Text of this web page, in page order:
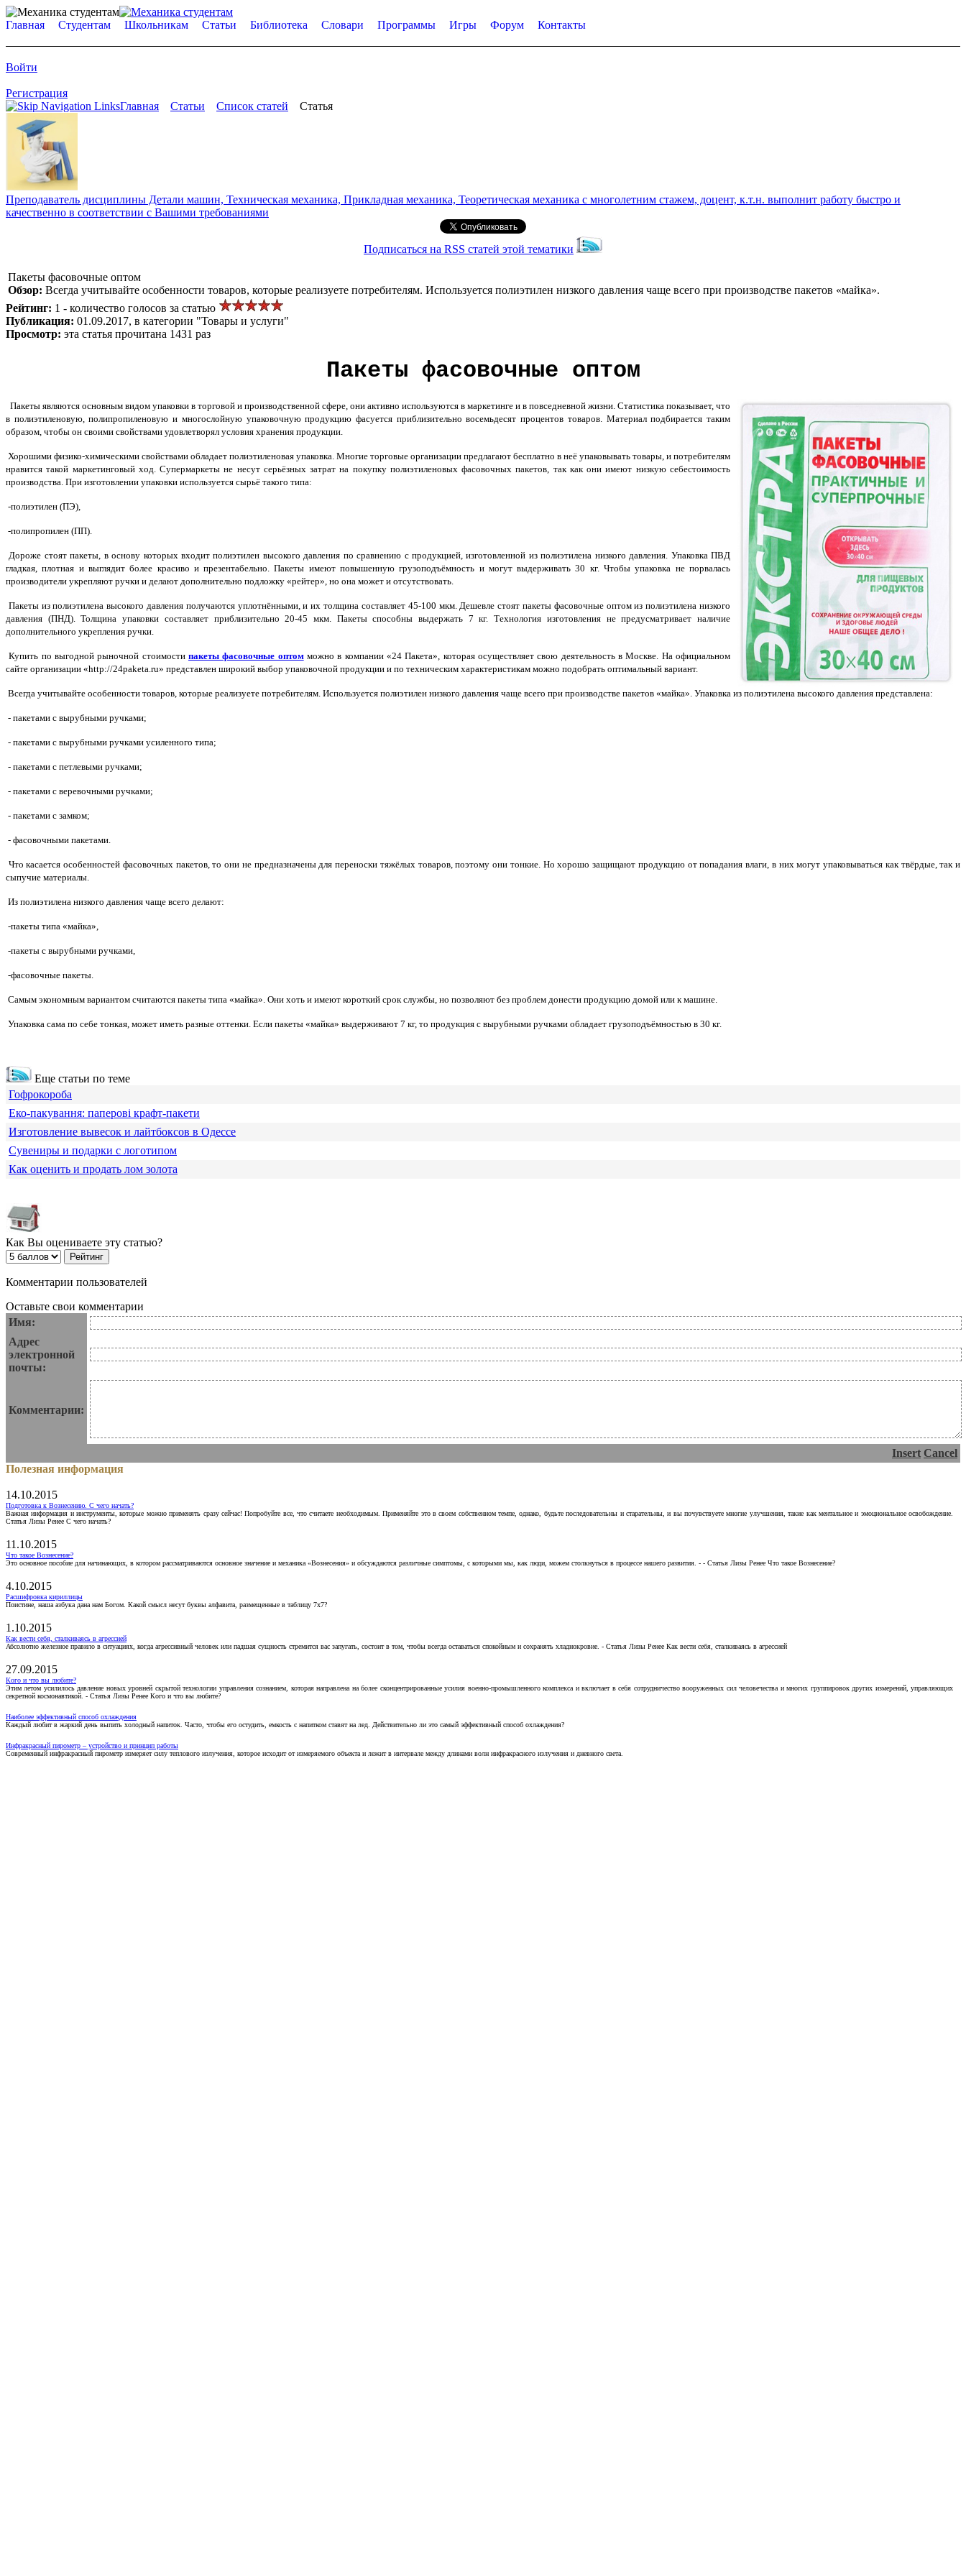
Главная Студентам Школьникам Статьи Библиотека Словари Программы Игры Форум Контакты
Войти
Регистрация
Главная
Статьи Список статей Статья
Преподаватель дисциплины Детали машин, Техническая механика, Прикладная механика, Теоретическая механика с многолетним стажем, доцент, к.т.н. выполнит работу быстро и
качественно в соответствии с Вашими требованиями
Подписаться на RSS статей этой тематики
Пакеты фасовочные оптом
Обзор: Всегда учитывайте особенности товаров, которые реализуете потребителям. Используется полиэтилен низкого давления чаще всего при производстве пакетов «майка».
Рейтинг: 1 - количество голосов за статью
Публикация: 01.09.2017, в категории "Товары и услуги"
Просмотр: эта статья прочитана 1431 раз
Пакеты фасовочные оптом
Пакеты являются основным видом упаковки в торговой и производственной сфере, они активно используются в маркетинге и в повседневной жизни. Статистика показывает, что
в полиэтиленовую, полипропиленовую и многослойную упаковочную продукцию фасуется приблизительно восемьдесят процентов товаров. Материал подбирается таким
образом, чтобы он своими свойствами удовлетворял условия хранения продукции.
Хорошими физико-химическими свойствами обладает полиэтиленовая упаковка. Многие торговые организации предлагают бесплатно в неё упаковывать товары, и потребителям
нравится такой маркетинговый ход. Супермаркеты не несут серьёзных затрат на покупку полиэтиленовых фасовочных пакетов, так как они имеют низкую себестоимость
производства. При изготовлении упаковки используется сырьё такого типа:
-полиэтилен (ПЭ),
-полипропилен (ПП).
Дороже стоят пакеты, в основу которых входит полиэтилен высокого давления по сравнению с продукцией, изготовленной из полиэтилена низкого давления. Упаковка ПВД
гладкая, плотная и выглядит более красиво и презентабельно. Пакеты имеют повышенную грузоподъёмность и могут выдерживать 30 кг. Чтобы упаковка не порвалась
производители укрепляют ручки и делают дополнительно подложку «рейтер», но она может и отсутствовать.
Пакеты из полиэтилена высокого давления получаются уплотнёнными, и их толщина составляет 45-100 мкм. Дешевле стоят пакеты фасовочные оптом из полиэтилена низкого
давления (ПНД). Толщина упаковки составляет приблизительно 20-45 мкм. Пакеты способны выдержать 7 кг. Технология изготовления не предусматривает наличие
дополнительного укрепления ручки.
Купить по выгодной рыночной стоимости пакеты фасовочные оптомможно в компании «24 Пакета», которая осуществляет свою деятельность в Москве. На официальном
сайте организации «http://24paketa.ru» представлен широкий выбор упаковочной продукции и по техническим характеристикам можно подобрать оптимальный вариант.
Всегда учитывайте особенности товаров, которые реализуете потребителям. Используется полиэтилен низкого давления чаще всего при производстве пакетов «майка». Упаковка из полиэтилена высокого давления представлена:
- пакетами с вырубными ручками;
- пакетами с вырубными ручками усиленного типа;
- пакетами с петлевыми ручками;
- пакетами с веревочными ручками;
- пакетами с замком;
- фасовочными пакетами.
Что касается особенностей фасовочных пакетов, то они не предназначены для переноски тяжёлых товаров, поэтому они тонкие. Но хорошо защищают продукцию от попадания влаги, в них могут упаковываться как твёрдые, так и
сыпучие материалы.
Из полиэтилена низкого давления чаще всего делают:
-пакеты типа «майка»,
-пакеты с вырубными ручками,
-фасовочные пакеты.
Самым экономным вариантом считаются пакеты типа «майка». Они хоть и имеют короткий срок службы, но позволяют без проблем донести продукцию домой или к машине.
Упаковка сама по себе тонкая, может иметь разные оттенки. Если пакеты «майка» выдерживают 7 кг, то продукция с вырубными ручками обладает грузоподъёмностью в 30 кг.
Еще статьи по теме
Гофрокороба
Еко-пакування: паперові крафт-пакети
Изготовление вывесок и лайтбоксов в Одессе
Сувениры и подарки с логотипом
Как оценить и продать лом золота
Как Вы оцениваете эту статью?
Комментарии пользователей
Оставьте свои комментарии
Имя:
Адрес
электронной
почты:
Комментарии:
Insert Cancel
Полезная информация
14.10.2015
Подготовка к Вознесению. С чего начать?
Важная информация и инструменты, которые можно применять сразу сейчас! Попробуйте все, что считаете необходимым. Применяйте это в своем собственном темпе, однако, будьте последовательны и старательны, и вы почувствуете многие улучшения, такие как ментальное и эмоциональное освобождение.
Статья Лизы Ренее С чего начать?
11.10.2015
Что такое Вознесение?
Это основное пособие для начинающих, в котором рассматриваются основное значение и механика «Вознесения» и обсуждаются различные симптомы, с которыми мы, как люди, можем столкнуться в процессе нашего развития. - - Статья Лизы Ренее Что такое Вознесение?
4.10.2015
Расшифровка кириллицы
Поистине, наша азбука дана нам Богом. Какой смысл несут буквы алфавита, размещенные в таблицу 7х7?
1.10.2015
Как вести себя, сталкиваясь в агрессией
Абсолютно железное правило в ситуациях, когда агрессивный человек или падшая сущность стремится вас запугать, состоит в том, чтобы всегда оставаться спокойным и сохранять хладнокровие. - Статья Лизы Ренее Как вести себя, сталкиваясь в агрессией
27.09.2015
Кого и что вы любите?
Этим летом усилилось давление новых уровней скрытой технологии управления сознанием, которая направлена на более сконцентрированные усилия военно-промышленного комплекса и включает в себя сотрудничество вооруженных сил человечества и многих группировок других измерений, управляющих
секретной космонавтикой. - Статья Лизы Ренее Кого и что вы любите?
Наиболее эффективный способ охлаждения
Каждый любит в жаркий день выпить холодный напиток. Часто, чтобы его остудить, емкость с напитком ставят на лед. Действительно ли это самый эффективный способ охлаждения?
Инфракрасный пирометр – устройство и принцип работы
Современный инфракрасный пирометр измеряет силу теплового излучения, которое исходит от измеряемого объекта и лежит в интервале между длинами волн инфракрасного излучения и дневного света.